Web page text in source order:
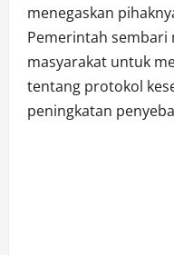
menegaskan
Pemerintah sembari
masyarakat untuk
tentang protokol
peningkatan